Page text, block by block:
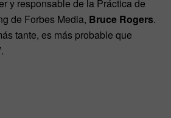
y responsable de la Práctica de
de Forbes Media, Bruce Rogers.
tante, es más probable que